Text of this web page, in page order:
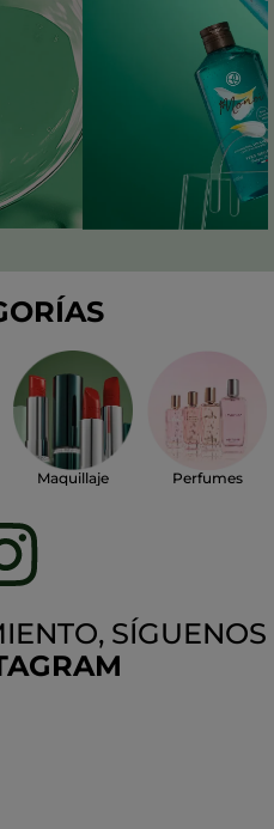
Maquillaje Perfumes
SÍGUENOS